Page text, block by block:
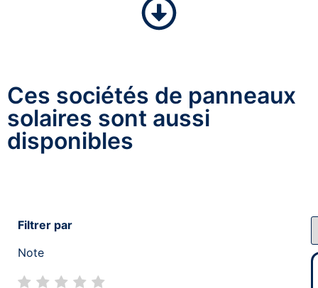
Ces sociétés de panneaux
solaires sont aussi
disponibles
Filtrer par
Note